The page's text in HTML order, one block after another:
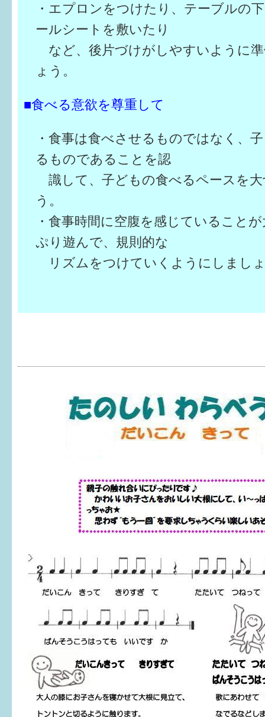
・エプロンをつけたり、テーブルの
ールシートを敷いたり
など、後片づけがしやすいように
ょう。
■食べる意欲を尊重して
・食事は食べさせるものではなく、
るものであることを認
識して、子どもの食べるペースを
う。
・食事時間に空腹を感じていること
ぷり遊んで、規則的な
リズムをつけていくようにしまし